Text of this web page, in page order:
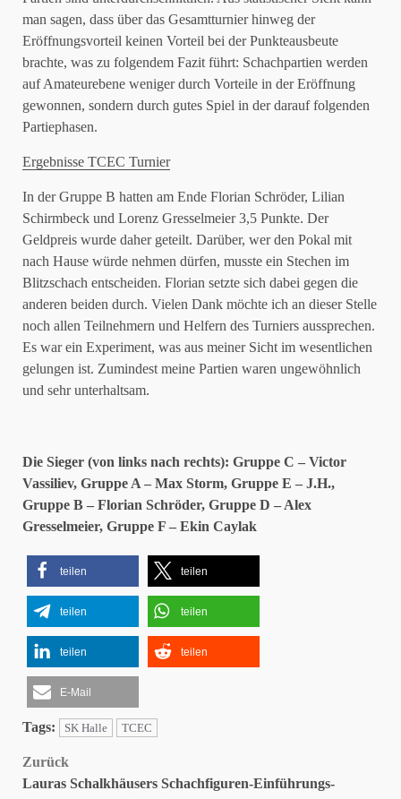
man sagen, dass über das Gesamtturnier hinweg der
Eröffnungsvorteil keinen Vorteil bei der Punkteausbeute
brachte, was zu folgendem Fazit führt: Schachpartien werden
auf Amateurebene weniger durch Vorteile in der Eröffnung
gewonnen, sondern durch gutes Spiel in der darauf folgenden
Partiephasen.
Ergebnisse TCEC Turnier
In der Gruppe B hatten am Ende Florian Schröder, Lilian
Schirmbeck und Lorenz Gresselmeier 3,5 Punkte. Der
Geldpreis wurde daher geteilt. Darüber, wer den Pokal mit
nach Hause würde nehmen dürfen, musste ein Stechen im
Blitzschach entscheiden. Florian setzte sich dabei gegen die
anderen beiden durch. Vielen Dank möchte ich an dieser Stelle
noch allen Teilnehmern und Helfern des Turniers aussprechen.
Es war ein Experiment, was aus meiner Sicht im wesentlichen
gelungen ist. Zumindest meine Partien waren ungewöhnlich
und sehr unterhaltsam.
Die Sieger (von links nach rechts): Gruppe C – Victor
Vassiliev, Gruppe A – Max Storm, Gruppe E – J.H.,
Gruppe B – Florian Schröder, Gruppe D – Alex
Gresselmeier, Gruppe F – Ekin Caylak
teilen teilen
teilen teilen
teilen teilen
E-Mail
Tags: SK Halle TCEC
Beitragsnavigation
Zurück
Lauras Schalkhäusers Schachfiguren-Einführungs-